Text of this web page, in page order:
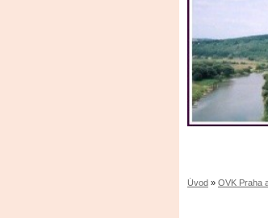
Úvod » OVK Praha